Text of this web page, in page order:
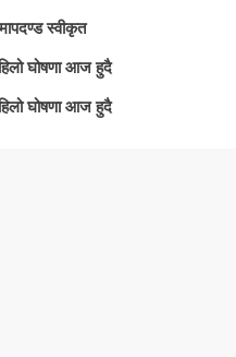
स्वीकृत
घोषणा आज हुदै
घोषणा आज हुदै